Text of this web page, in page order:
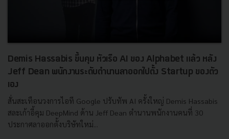
Demis Hassabis ขึ้นคุม หัวเรือ AI ของ Alphabet แล้ว หลัง
Jeff Dean พนักงานระดับตำนานลาออกไปตั้ง Startup ของตัว
เอง
สั่นสะเทือนวงการไอที Google ปรับทัพ AI ครั้งใหญ่ Demis Hassabis
สละเก้าอี้คุม DeepMind ด้าน Jeff Dean ตำนานพนักงานคนที่ 30
ประกาศลาออกตั้งบริษัทใหม่...